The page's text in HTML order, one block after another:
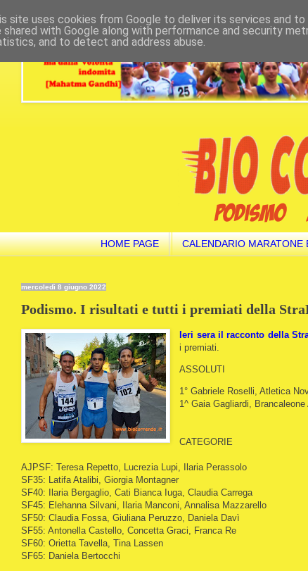
HOME PAGE CALENDARIO MARATONE
mercoledì 8 giugno 2022
Podismo. I risultati e tutti i premiati della
Ieri sera il racconto della
i premiati.
ASSOLUTI
1° Gabriele Roselli, Atletica
1^ Gaia Gagliardi, Brancaleone
CATEGORIE
AJPSF: Teresa Repetto, Lucrezia Lupi, Ilaria Perassolo
SF35: Latifa Atalibi, Giorgia Montagner
SF40: Ilaria Bergaglio, Cati Bianca Iuga, Claudia Carrega
SF45: Elehanna Silvani, Ilaria Manconi, Annalisa Mazzarello
SF50: Claudia Fossa, Giuliana Peruzzo, Daniela Davì
SF55: Antonella Castello, Concetta Graci, Franca Re
SF60: Orietta Tavella, Tina Lassen
SF65: Daniela Bertocchi
site uses cookies from Google to deliver its services and
shared with Google along with performance and security
and to detect and address abuse.